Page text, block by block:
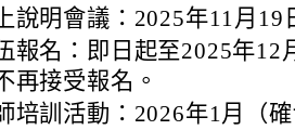
說明會議：2025年11月19
報名：即日起至2025年12
再接受報名。
培訓活動：2026年1月（